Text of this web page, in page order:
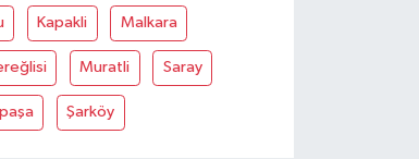
Kapakli Malkara
Muratli Saray
Şarköy